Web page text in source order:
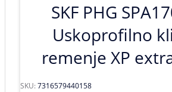
SKF PHG
Uskoprofilno
remenje XP
SKU:7316579440158